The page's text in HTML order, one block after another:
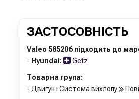
ЗАСТОСОВНІСТЬ
Valeo 585206 підходить до
- Hyundai: Getz
Товарна група:
- Двигун і Система вихлопу